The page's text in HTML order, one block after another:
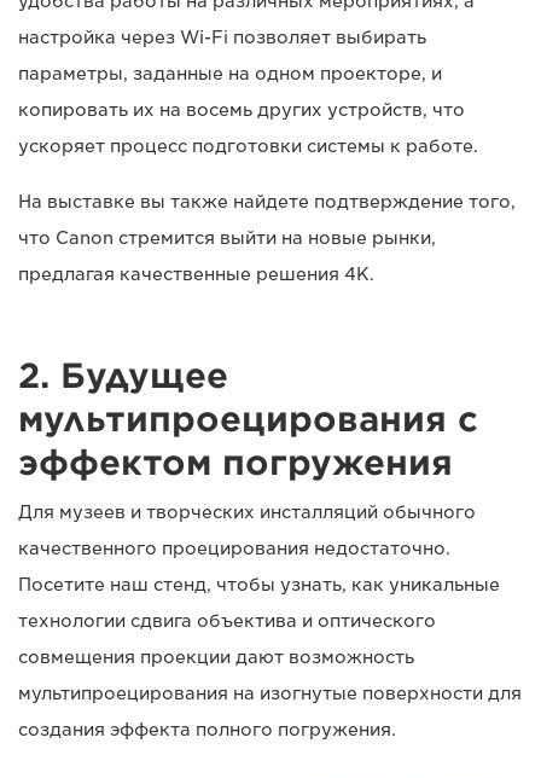
настройка через Wi-Fi позволяет выбирать
параметры, заданные на одном проекторе, и
копировать их на восемь других устройств, что
ускоряет процесс подготовки системы к работе.
На выставке вы также найдете подтверждение того,
что Canon стремится выйти на новые рынки,
предлагая качественные решения 4K.
2. Будущее
мультипроецирования с
эффектом погружения
Для музеев и творческих инсталляций обычного
качественного проецирования недостаточно.
Посетите наш стенд, чтобы узнать, как уникальные
технологии сдвига объектива и оптического
совмещения проекции дают возможность
мультипроецирования на изогнутые поверхности для
создания эффекта полного погружения.